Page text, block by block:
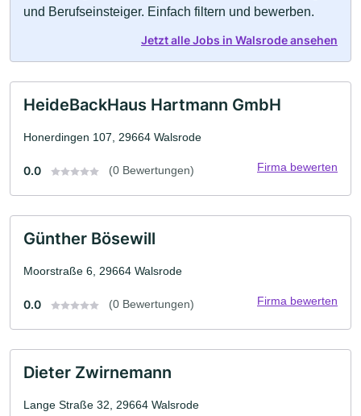
und Berufseinsteiger. Einfach filtern und bewerben.
Jetzt alle Jobs in Walsrode ansehen
HeideBackHaus Hartmann GmbH
Honerdingen 107, 29664 Walsrode
0.0 (0 Bewertungen) Firma bewerten
Günther Bösewill
Moorstraße 6, 29664 Walsrode
0.0 (0 Bewertungen) Firma bewerten
Dieter Zwirnemann
Lange Straße 32, 29664 Walsrode